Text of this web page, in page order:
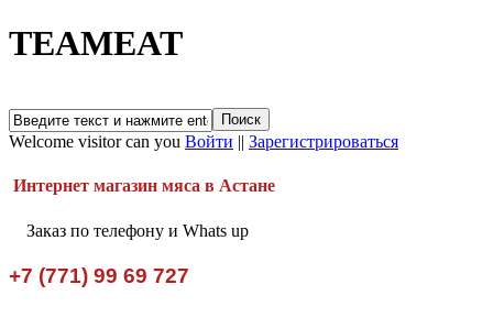
TEAMEAT
Welcome visitor can you Войти || Зарегистрироваться
Интернет магазин мяса в Астане
Заказ по телефону и Whats up
+7 (771) 99 69 727